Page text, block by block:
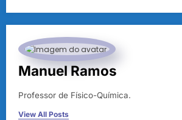
Manuel Ramos
Professor de Físico-Química.
View All Posts